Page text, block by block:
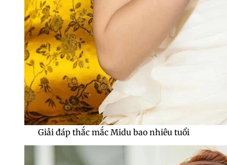
Giải đáp thắc mắc Midu bao nhiêu tuổi